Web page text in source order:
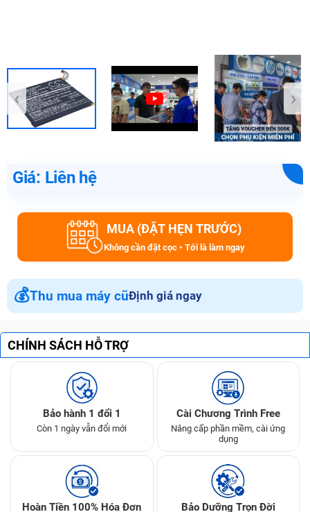
‹ ›
Giá: Liên hệ
MUA (ĐẶT HẸN TRƯỚC)
Không cần đặt cọc • Tới là làm ngay
💰Thu mua máy cũĐịnh giá ngay
CHÍNH SÁCH HỖ TRỢ
Bảo hành 1 đổi 1
Còn 1 ngày vẫn đổi mới
Cài Chương Trình Free
Nâng cấp phần mềm, cài ứng
dụng
Hoàn Tiền 100% Hóa Đơn Bảo Dưỡng Trọn Đời